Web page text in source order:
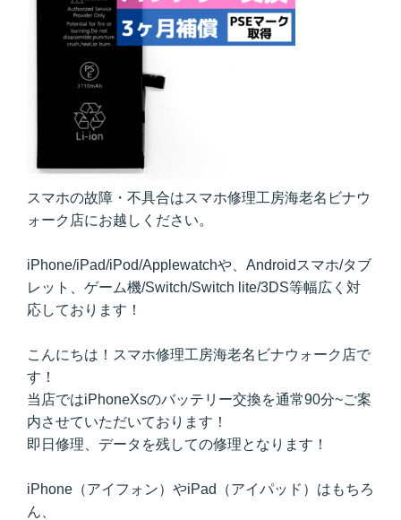
スマホの故障・不具合はスマホ修理工房海老名ビナウ
ォーク店にお越しください。
iPhone/iPad/iPod/Applewatchや、Androidスマホ/タブ
レット、ゲーム機/Switch/Switch lite/3DS等幅広く対
応しております！
こんにちは！スマホ修理工房海老名ビナウォーク店で
す！
当店ではiPhoneXsのバッテリー交換を通常90分~ご案
内させていただいております！
即日修理、データを残しての修理となります！
iPhone（アイフォン）やiPad（アイパッド）はもちろ
ん、